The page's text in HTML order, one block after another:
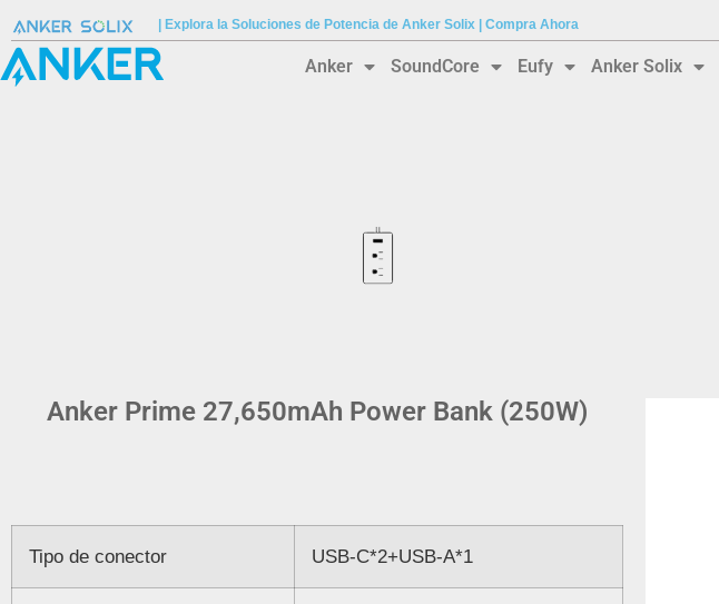
| Explora la Soluciones de Potencia de Anker Solix | Compra Ahora
Anker SoundCore Eufy Anker Solix
Anker Prime 27,650mAh Power Bank (250W)
Tipo de conector USB-C*2+USB-A*1